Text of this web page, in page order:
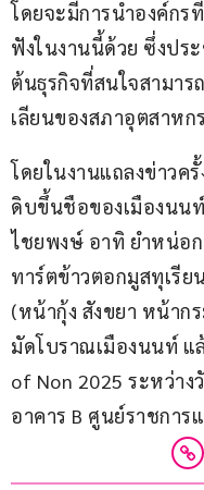
โดยจะมีการนำองค์กร
ฟังในงานนี้ด้วย ซึ่งปร
ต้นธุรกิจที่สนใจสามาร
เลียนของสภาอุตสาหก
โดยในงานแถลงข่าวค
ดิบขึ้นชือของเมืองนนท์
ไชยพงษ์ อาทิ ยำหน่อ
ทาร์ตข้าวตอกมูสทุเรี
(หน้ากุ้ง สังขยา หน้าก
มัดโบราณเมืองนนท์ แ
of Non 2025 ระหว่า
อาคาร B ศูนย์ราชกา